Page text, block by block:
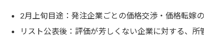
2月上旬目途：発注企業ごとの価格交渉・価格転嫁
リスト公表後：評価が芳しくない企業に対する、